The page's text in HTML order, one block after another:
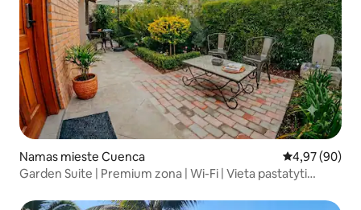
Namas mieste Cuenca Vidutinis
4,97 (90)
Garden Suite | Premium zona | Wi-Fi | Vieta pastatyti